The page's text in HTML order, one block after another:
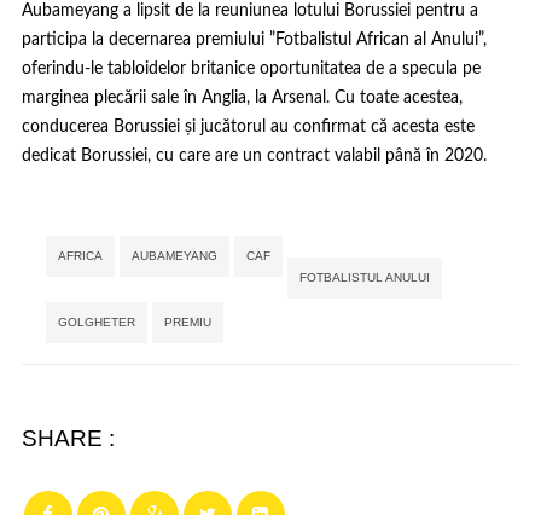
Aubameyang a lipsit de la reuniunea lotului Borussiei pentru a
participa la decernarea premiului ”Fotbalistul African al Anului”,
oferindu-le tabloidelor britanice oportunitatea de a specula pe
marginea plecării sale în Anglia, la Arsenal. Cu toate acestea,
conducerea Borussiei și jucătorul au confirmat că acesta este
dedicat Borussiei, cu care are un contract valabil până în 2020.
AFRICA AUBAMEYANG CAF
FOTBALISTUL ANULUI
GOLGHETER PREMIU
SHARE :